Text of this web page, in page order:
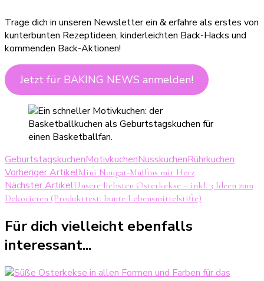
Trage dich in unseren Newsletter ein & erfahre als erstes von
kunterbunten Rezeptideen, kinderleichten Back-Hacks und
kommenden Back-Aktionen!
Jetzt für BAKING NEWS anmelden!
GeburtstagskuchenMotivkuchenNusskuchenRührkuchen
Beitragsnavigation
Vorheriger ArtikelMini Nougat-Muffins mit Herz
Nächster ArtikelUnsere liebsten Osterkekse – inkl. 3 Ideen zum
Dekorieren (Produkttest: bunte Lebensmittelstifte)
Für dich vielleicht ebenfalls
interessant...